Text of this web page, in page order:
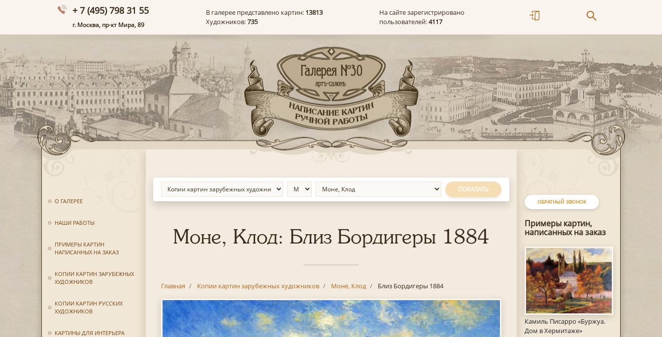
+ 7 (495) 798 31 55
г. Москва, пр-кт Мира, 89
В галерее представлено картин: 13813
Художников:735
На сайте зарегистрировано
пользователей:4117
О ГАЛЕРЕЕ
НАШИ РАБОТЫ
ПРИМЕРЫ КАРТИН
НАПИСАННЫХ НА ЗАКАЗ
КОПИИ КАРТИН ЗАРУБЕЖНЫХ
ХУДОЖНИКОВ
КОПИИ КАРТИН РУССКИХ
ХУДОЖНИКОВ
КАРТИНЫ ДЛЯ ИНТЕРЬЕРА
ОБРАТНЫЙ ЗВОНОК
Примеры картин,
написанных на заказ
Камиль Писарро «Буржуа.
Дом в Хермитаже»
ПОКАЗАТЬ
Моне, Клод: Близ Бордигеры 1884
Главная Копии картин зарубежных художников Моне, Клод Близ Бордигеры 1884